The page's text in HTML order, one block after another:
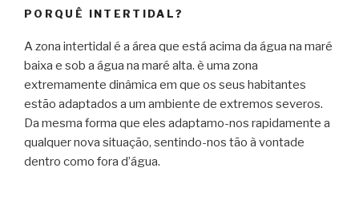
PORQUÊ INTERTIDAL?
A zona intertidal é a área que está acima da água na maré
baixa e sob a água na maré alta. è uma zona
extremamente dinâmica em que os seus habitantes
estão adaptados a um ambiente de extremos severos.
Da mesma forma que eles adaptamo-nos rapidamente a
qualquer nova situação, sentindo-nos tão à vontade
dentro como fora d’água.